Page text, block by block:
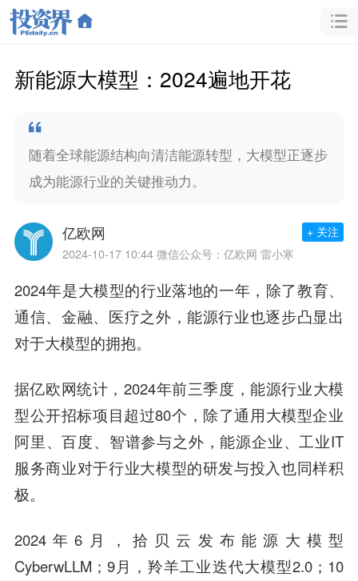
新能源大模型：2024遍地开花
随着全球能源结构向清洁能源转型，大模型正逐步
成为能源行业的关键推动力。
亿欧网
2024-10-17 10:44 微信公众号：亿欧网 雷小寒
+ 关注
2024年是大模型的行业落地的一年，除了教育、
通信、金融、医疗之外，能源行业也逐步凸显出
对于大模型的拥抱。
据亿欧网统计，2024年前三季度，能源行业大模
型公开招标项目超过80个，除了通用大模型企业
阿里、百度、智谱参与之外，能源企业、工业IT
服务商业对于行业大模型的研发与投入也同样积
极。
2024年6月，拾贝云发布能源大模型
CyberwLLM；9月，羚羊工业迭代大模型2.0；10